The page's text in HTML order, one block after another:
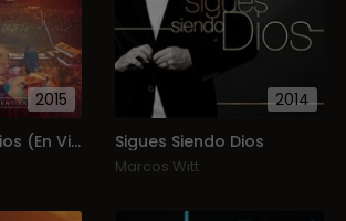
2015
Sigues Siendo Dios (En Vivo)
2014
Sigues Siendo Dios
Marcos Witt